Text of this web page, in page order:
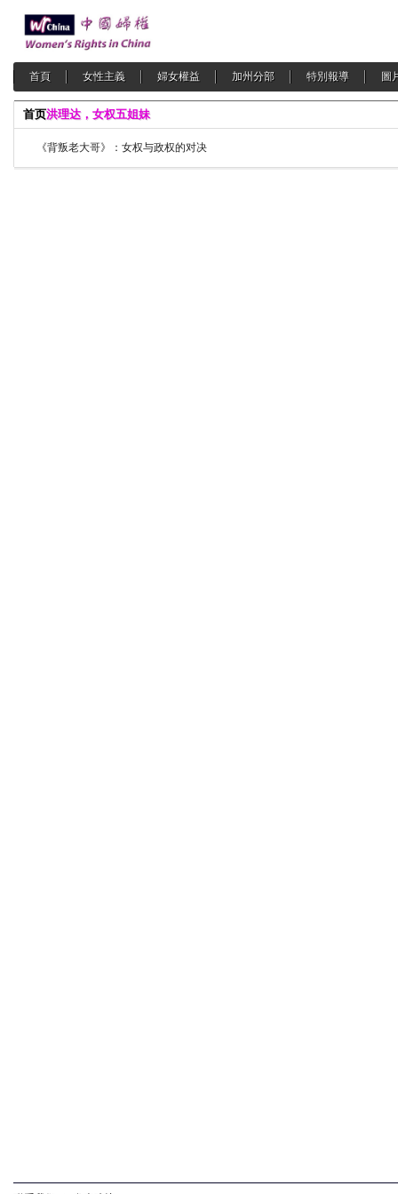
首頁 女性主義 婦女權益 加州分部 特別報導 圖
首页洪理达，女权五姐妹
《背叛老大哥》：女权与政权的对决